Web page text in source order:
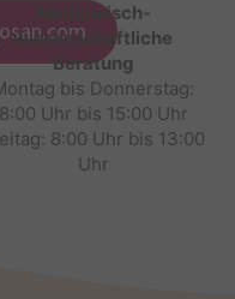
Medizinisch-
wissenschaftliche
Beratung
bis Donnerstag:
8:00 Uhr bis 15:00 Uhr
8:00 Uhr bis 13:00
Uhr